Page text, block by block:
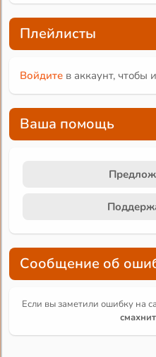
Плейлисты
Войдите в аккаунт, чтобы
Ваша помощь
Сообщение об
Если вы заметили ошибку на